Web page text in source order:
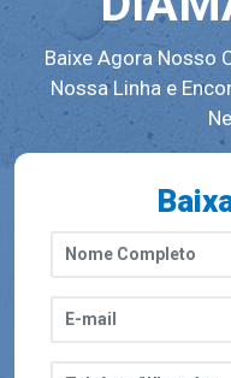
Baixe Agora Nosso
Nossa Linha e